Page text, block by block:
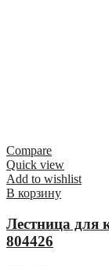
Compare
Quick view
Add to wishlist
В корзину
Лестница для
804426